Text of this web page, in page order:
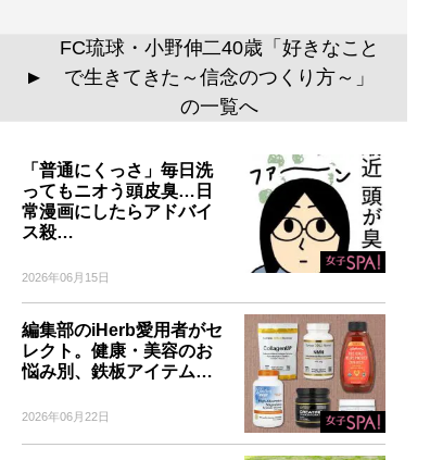
▲
FC琉球・小野伸二40歳「好きなこと
で生きてきた～信念のつくり方～」
の一覧へ
「普通にくっさ」毎日洗
ってもニオう頭皮臭…日
常漫画にしたらアドバイ
ス殺…
2026年06月15日
編集部のiHerb愛用者がセ
レクト。健康・美容のお
悩み別、鉄板アイテム…
2026年06月22日